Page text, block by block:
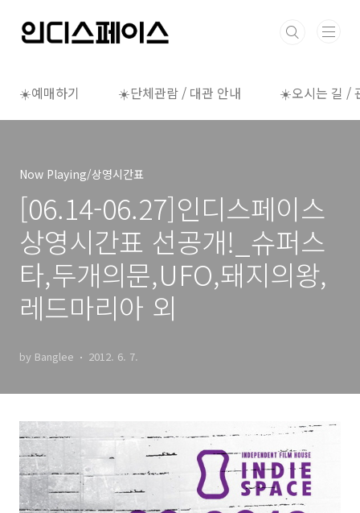
☀️예매하기 ☀️단체관람 / 대관 안내 ☀️오시는 길 /
Now Playing/상영시간표
[06.14-06.27]인디스페이스
상영시간표 선공개!_슈퍼스
타,두개의문,UFO,돼지의왕,
레드마리아 외
by Banglee 2012. 6. 7.